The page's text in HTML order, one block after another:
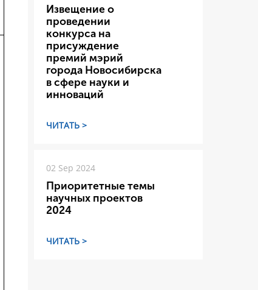
Извещение о
проведении
конкурса на
присуждение
премий мэрий
города Новосибирска
в сфере науки и
инноваций
ЧИТАТЬ >
02 Sep 2024
Приоритетные темы
научных проектов
2024
ЧИТАТЬ >